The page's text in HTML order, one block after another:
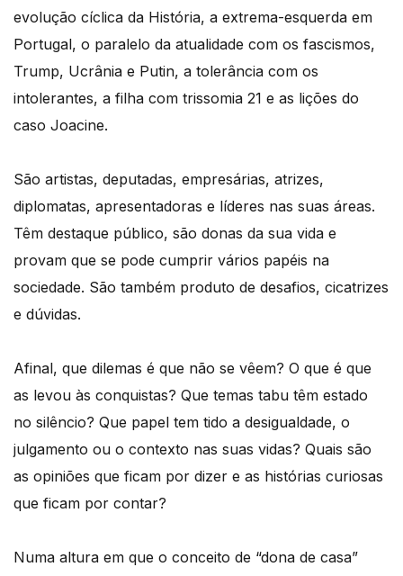
evolução cíclica da História, a extrema-esquerda em
Portugal, o paralelo da atualidade com os fascismos,
Trump, Ucrânia e Putin, a tolerância com os
intolerantes, a filha com trissomia 21 e as lições do
caso Joacine.
São artistas, deputadas, empresárias, atrizes,
diplomatas, apresentadoras e líderes nas suas áreas.
Têm destaque público, são donas da sua vida e
provam que se pode cumprir vários papéis na
sociedade. São também produto de desafios, cicatrizes
e dúvidas.
Afinal, que dilemas é que não se vêem? O que é que
as levou às conquistas? Que temas tabu têm estado
no silêncio? Que papel tem tido a desigualdade, o
julgamento ou o contexto nas suas vidas? Quais são
as opiniões que ficam por dizer e as histórias curiosas
que ficam por contar?
Numa altura em que o conceito de “dona de casa”